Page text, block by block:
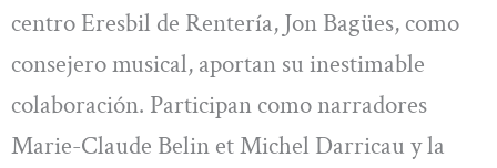
centro Eresbil de Rentería, Jon Bagües, como
consejero musical, aportan su inestimable
colaboración. Participan como narradores
Marie-Claude Belin et Michel Darricau y la